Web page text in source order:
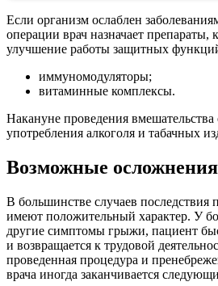
Если организм ослаблен
операции врач назначает препараты,
улучшение работы защитных
иммуномодуляторы;
витаминные комплексы.
Накануне проведения вмешательства
употребления алкоголя и табачных
Возможные осложнения
В большинстве случаев последствия
имеют положительный характер. У
другие симптомы грыжи, пациент
и возвращается к трудовой
проведенная процедура и
врача иногда заканчивается